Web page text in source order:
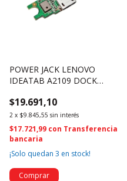
POWER JACK LENOVO
IDEATAB A2109 DOCK
$19.691,10
2 x $9.845,55 sin interés
$17.721,99 con Transferencia
bancaria
¡Solo quedan 3 en stock!